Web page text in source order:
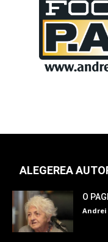
ALEGEREA
O
Andrei